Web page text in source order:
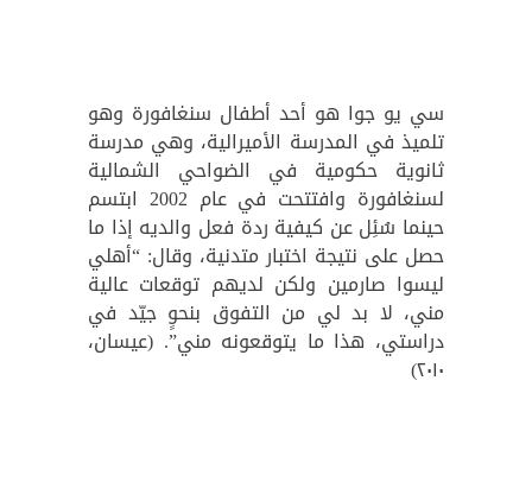
سي يو جوا هو أحد أطفال سنغافورة وهو
تلميذ في المدرسة الأميرالية، وهي مدرسة
ثانوية حكومية في الضواحي الشمالية
لسنغافورة وافتتحت في عام 2002 ابتسم
حينما سُئِل عن كيفية ردة فعل والديه إذا ما
حصل على نتيجة اختبار متدنية، وقال: “أهلي
ليسوا صارمين ولكن لديهم توقعات عالية
مني، لا بد لي من التفوق بنحوٍ جيّد في
دراستي، هذا ما يتوقعونه مني”. (عيسان،
٢٠١٠)